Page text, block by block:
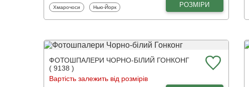
Фотошпалери
Хмарочоси Фотошпалери
Нью-Йорк РОЗМІРИ
ФОТОШПАЛЕРИ ЧОРНО-БІЛИЙ ГОНКОНГ
( 9138 )
Вартість залежить від розмірів